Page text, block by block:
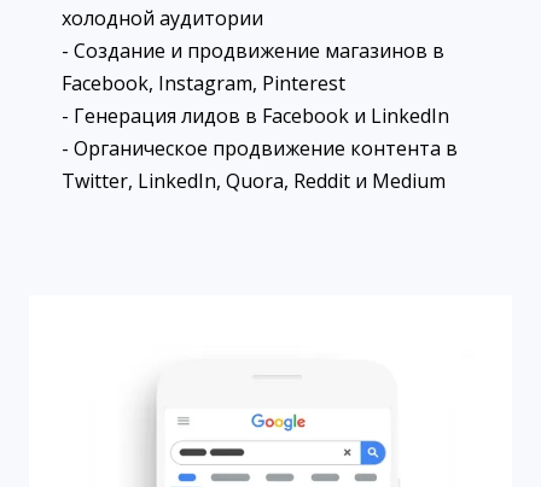
холодной аудитории
- Создание и продвижение магазинов в
Facebook, Instagram, Pinterest
- Генерация лидов в Facebook и LinkedIn
- Органическое продвижение контента в
Twitter, LinkedIn, Quora, Reddit и Medium